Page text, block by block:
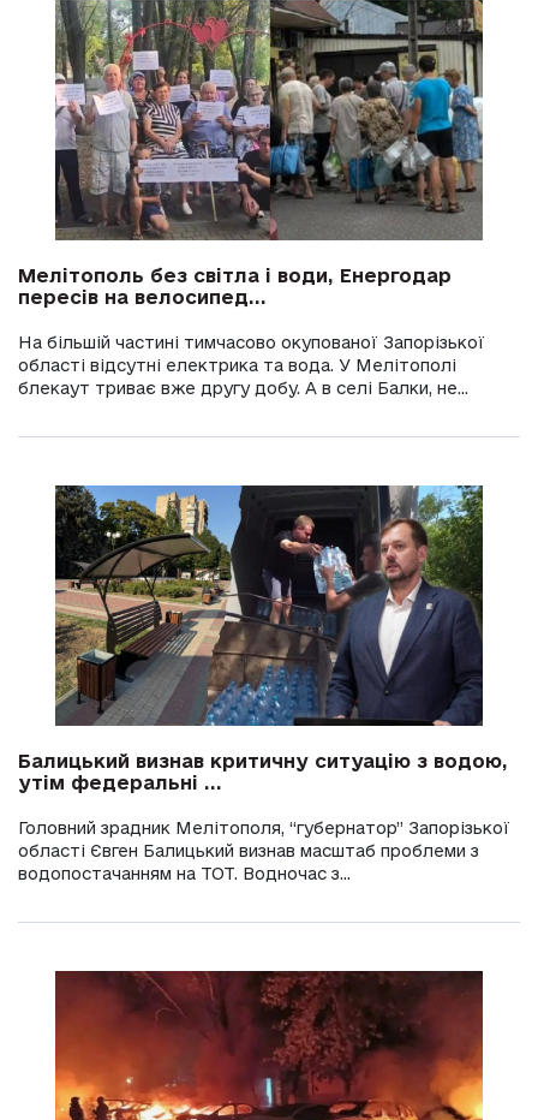
Мелітополь без світла і води, Енергодар
пересів на велосипед...
На більшій частині тимчасово окупованої Запорізької
області відсутні електрика та вода. У Мелітополі
блекаут триває вже другу добу. А в селі Балки, не...
Балицький визнав критичну ситуацію з водою,
утім федеральні ...
Головний зрадник Мелітополя, “губернатор” Запорізької
області Євген Балицький визнав масштаб проблеми з
водопостачанням на ТОТ. Водночас з...